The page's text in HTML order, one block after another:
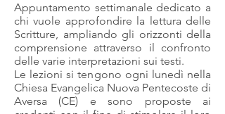
Appuntamento settimanale dedicato a
chi vuole approfondire la lettura delle
Scritture, ampliando gli orizzonti della
comprensione attraverso il confronto
delle varie interpretazioni sui testi.
Le lezioni si tengono ogni lunedì nella
Chiesa Evangelica Nuova Pentecoste di
Aversa (CE) e sono proposte ai